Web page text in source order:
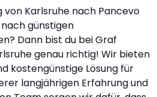
von Karlsruhe nach Pancevo
günstigen
Dann bist du bei Graf
genau richtig! Wir bieten
kostengünstige Lösung für
langjährigen Erfahrung und